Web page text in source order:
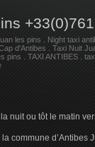
les pins
Night taxi
d'Antibes
Taxi Nuit
pins TAXI ANTIBES
nuit ou tôt le matin
commune d’Antibes